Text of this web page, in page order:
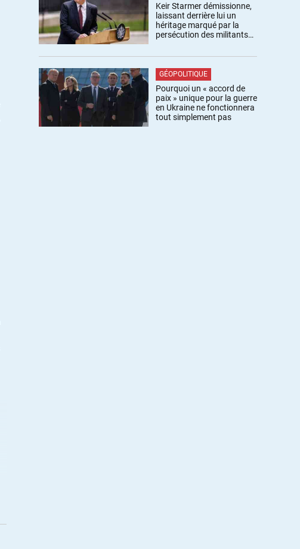
Keir Starmer démissionne,
laissant derrière lui un
héritage marqué par la
persécution des militants
GÉOPOLITIQUE
Pourquoi un « accord de
paix » unique pour la guerre
en Ukraine ne fonctionnera
tout simplement pas